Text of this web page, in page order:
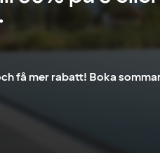
få mer rabatt! Boka